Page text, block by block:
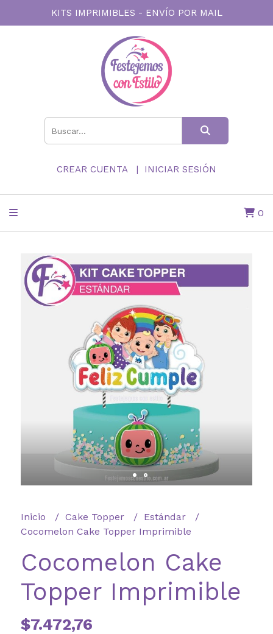
KITS IMPRIMIBLES - ENVÍO POR MAIL
CREAR CUENTA INICIAR SESIÓN
0
Inicio Cake Topper
Estándar
Cocomelon Cake Topper Imprimible
Cocomelon Cake
Topper Imprimible
$7.472,76